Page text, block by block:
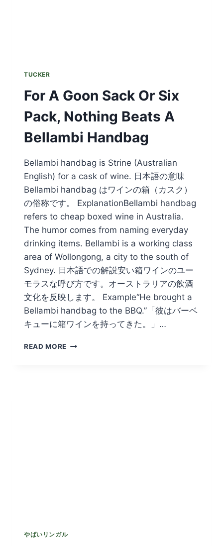
TUCKER
For A Goon Sack Or Six
Pack, Nothing Beats A
Bellambi Handbag
Bellambi handbag is Strine (Australian
English) for a cask of wine. 日本語の意味
Bellambi handbag はワインの箱（カスク）
の俗称です。 ExplanationBellambi handbag
refers to cheap boxed wine in Australia.
The humor comes from naming everyday
drinking items. Bellambi is a working class
area of Wollongong, a city to the south of
Sydney. 日本語での解説安い箱ワインのユー
モラスな呼び方です。オーストラリアの飲酒
文化を反映します。 Example“He brought a
Bellambi handbag to the BBQ.”「彼はバーベ
キューに箱ワインを持ってきた。」…
READ MORE FOR
やばいリンガル